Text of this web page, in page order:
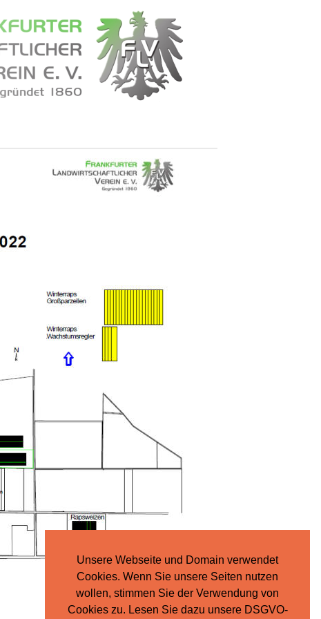
Unsere Webseite und Domain verwendet
Cookies. Wenn Sie unsere Seiten nutzen
wollen, stimmen Sie der Verwendung von
Cookies zu. Lesen Sie dazu unsere DSGVO-